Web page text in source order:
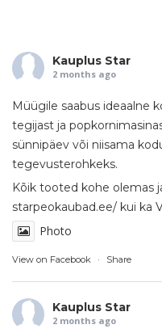
Kauplus Star
2 months ago
Müügile saabus ideaalne
tegijast ja
sünnipäev või niisama
tegevusterohkeks.
Kõik tooted kohe olemas
starpeokaubad.ee/ kui ka
Photo
View on Facebook · Share
Kauplus Star
2 months ago